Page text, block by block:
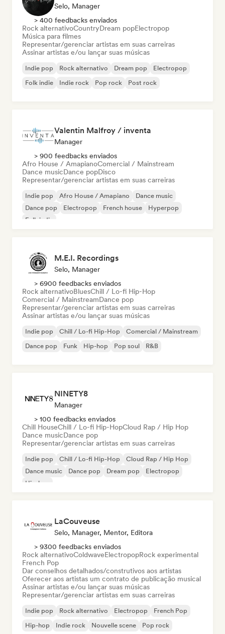
Selo, Manager
> 400 feedbacks enviados
Rock alternativoCountryDream popElectropop
Música para filmes
Representar/gerenciar artistas em suas carreiras
Assinar artistas e/ou lançar suas músicas
Indie pop Rock alternativo Dream pop
Electropop
Folk indie
Indie rock Pop rock Post rock
Valentin Malfroy / inventa
Manager
> 900 feedbacks enviados
Afro House / AmapianoComercial / Mainstream
Dance musicDance popDisco
Representar/gerenciar artistas em suas carreiras
Indie pop Afro House / Amapiano
Dance music
Dance pop
Electropop French house
Hyperpop
Folk indie
M.E.I. Recordings
Selo, Manager
> 6900 feedbacks enviados
Rock alternativoBluesChill / Lo-fi Hip-Hop
Comercial / MainstreamDance pop
Representar/gerenciar artistas em suas carreiras
Assinar artistas e/ou lançar suas músicas
Indie pop Chill / Lo-fi Hip-Hop
Comercial / Mainstream
Dance pop
Funk Hip-hop Pop soul R&B
NINETY8
Manager
> 100 feedbacks enviados
Chill HouseChill / Lo-fi Hip-HopCloud Rap / Hip Hop
Dance musicDance pop
Representar/gerenciar artistas em suas carreiras
Indie pop Chill / Lo-fi Hip-Hop
Cloud Rap / Hip Hop
Dance music
Dance pop Dream pop
Electropop
Hip-hop
LaCouveuse
Selo, Manager, Mentor, Editora
> 9300 feedbacks enviados
Rock alternativoColdwaveElectropopRock experimental
French Pop
Dar conselhos detalhados/construtivos aos artistas
Oferecer aos artistas um contrato de publicação musical
Assinar artistas e/ou lançar suas músicas
Representar/gerenciar artistas em suas carreiras
Indie pop Rock alternativo Electropop
French Pop
Hip-hop
Indie rock Nouvelle scene Pop rock